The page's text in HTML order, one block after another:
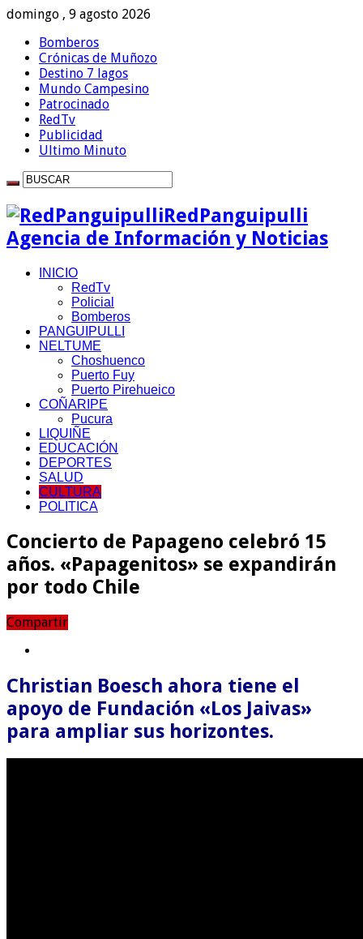
domingo , 9 agosto 2026
Bomberos
Crónicas de Muñozo
Destino 7 lagos
Mundo Campesino
Patrocinado
RedTv
Publicidad
Ultimo Minuto
RedPanguipulli
Agencia de Información y Noticias
INICIO
RedTv
Policial
Bomberos
PANGUIPULLI
NELTUME
Choshuenco
Puerto Fuy
Puerto Pirehueico
COÑARIPE
Pucura
LIQUIÑE
EDUCACIÓN
DEPORTES
SALUD
CULTURA
POLITICA
Concierto de Papageno celebró 15
años. «Papagenitos» se expandirán
por todo Chile
Compartir
Christian Boesch ahora tiene el
apoyo de Fundación «Los Jaivas»
para ampliar sus horizontes.